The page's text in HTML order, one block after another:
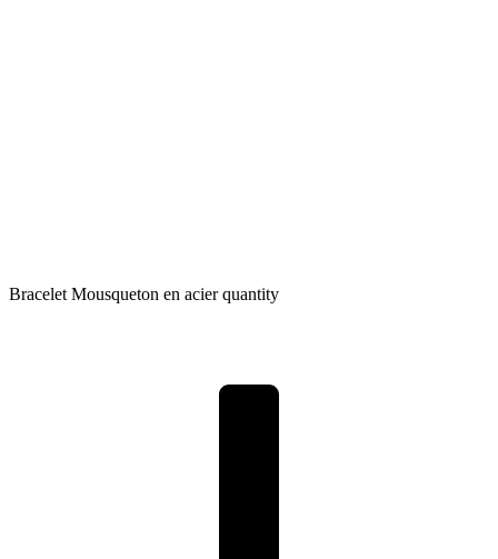
Bracelet Mousqueton en acier quantity